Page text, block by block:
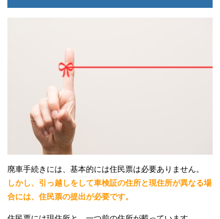
廃車手続きには、基本的には住民票は必要ありません。
しかし、引っ越しをして車検証の住所と現住所が異なる場
合には、住民票の提出が必要です。